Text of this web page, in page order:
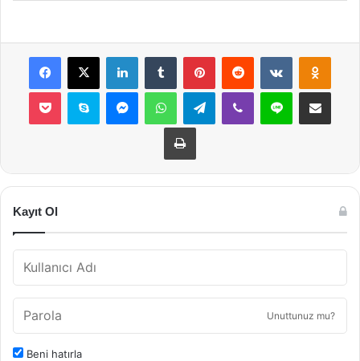
Facebook
X LinkedInTumblr PinterestReddit VKontakte
Pocket Skype MessengerWhatsAppTelegramViber Line E-Posta ile
Yazdır
Kayıt Ol
Unuttunuz mu?
Beni hatırla